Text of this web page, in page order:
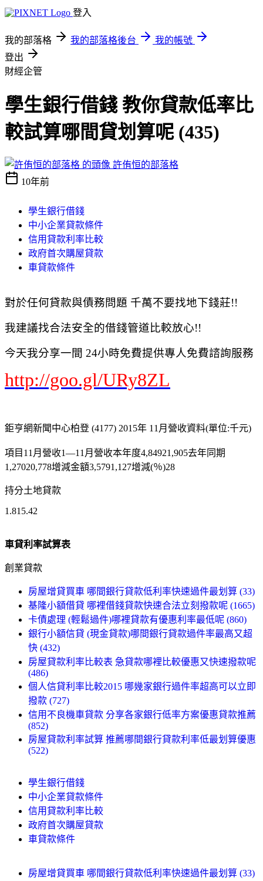
登入
我的部落格 我的部落格後台
我的帳號
登出
財經企管
學生銀行借錢 教你貸款低率比
較試算哪間貸划算呢 (435)
許侑恒的部落格
10年前
學生銀行借錢
中小企業貸款條件
信用貸款利率比較
政府首次購屋貸款
車貸款條件
對於任何貸款與債務問題 千萬不要找地下錢莊!!
我建議找合法安全的借錢管道比較放心!!
今天我分享一間 24小時免費提供專人免費諮詢服務
http://goo.gl/URy8ZL
鉅亨網新聞中心柏登 (4177) 2015年 11月營收資料(單位:千元)
項目11月營收1—11月營收本年度4,84921,905去年同期
1,27020,778增減金額3,5791,127增減(％)28
持分土地貸款
1.815.42
車貸利率試算表
創業貸款
房屋增貸買車 哪間銀行貸款低利率快速過件最划算 (33)
基隆小額借貸 哪裡借錢貸款快速合法立刻撥款呢 (1665)
卡債處理 (輕鬆過件)哪裡貸款有優惠利率最低呢 (860)
銀行小額信貸 (現金貸款)哪間銀行貸款過件率最高又超
快 (432)
房屋貸款利率比較表 急貸款哪裡比較優惠又快速撥款呢
(486)
個人信貸利率比較2015 哪幾家銀行過件率超高可以立即
撥款 (727)
信用不良機車貸款 分享各家銀行低率方案優惠貸款推薦
(852)
房屋貸款利率試算 推薦哪間銀行貸款利率低最划算優惠
(522)
學生銀行借錢
中小企業貸款條件
信用貸款利率比較
政府首次購屋貸款
車貸款條件
房屋增貸買車 哪間銀行貸款低利率快速過件最划算 (33)